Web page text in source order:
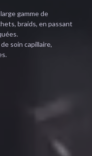
gamme de
braids, en passant
soin capillaire,